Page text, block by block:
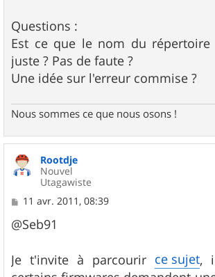
Questions :
Est ce que le nom du répertoire
juste ? Pas de faute ?
Une idée sur l'erreur commise ?
Nous sommes ce que nous osons !
Rootdje
Nouvel
Utagawiste
M
s
s
g
e
11 avr. 2011, 08:39
@Seb91
Je t'invite à parcourir ce sujet,